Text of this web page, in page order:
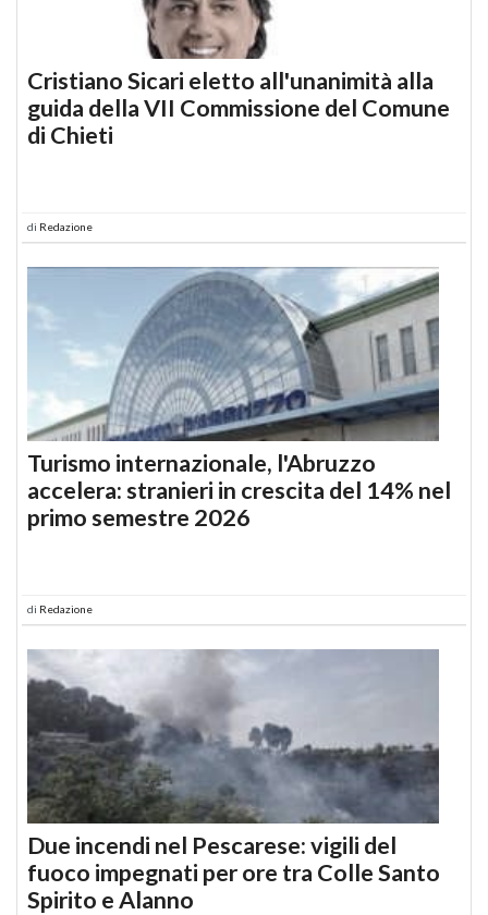
Cristiano Sicari eletto all'unanimità alla
guida della VII Commissione del Comune
di Chieti
di Redazione
Turismo internazionale, l'Abruzzo
accelera: stranieri in crescita del 14% nel
primo semestre 2026
di Redazione
Due incendi nel Pescarese: vigili del
fuoco impegnati per ore tra Colle Santo
Spirito e Alanno